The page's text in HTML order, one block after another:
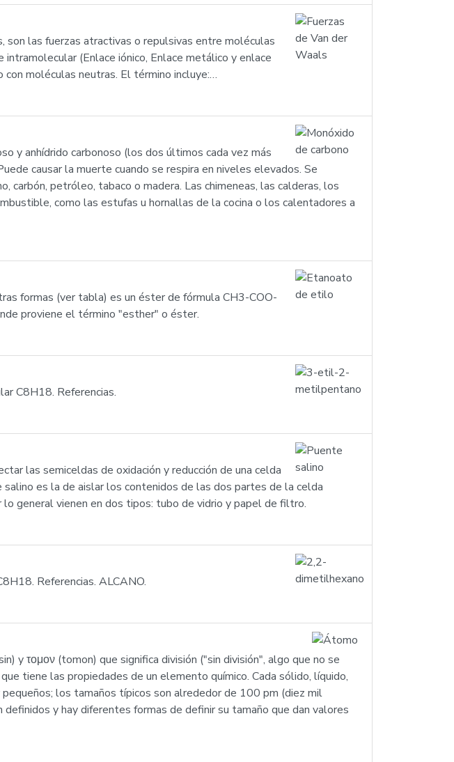
son las fuerzas atractivas o repulsivas entre moléculas
(Enlace iónico, Enlace metálico y enlace
moléculas neutras. El término incluye:…
y anhídrido carbonoso (los dos últimos cada vez más
causar la muerte cuando se respira en niveles elevados. Se
carbón, petróleo, tabaco o madera. Las chimeneas, las calderas, los
como las estufas u hornallas de la cocina o los calentadores a
formas (ver tabla) es un éster de fórmula CH3-COO-
proviene el término "esther" o éster.
C8H18. Referencias.
las semiceldas de oxidación y reducción de una celda
es la de aislar los contenidos de las dos partes de la celda
general vienen en dos tipos: tubo de vidrio y papel de filtro.
Referencias. ALCANO.
y τομον (tomon) que significa división ("sin división", algo que no se
tiene las propiedades de un elemento químico. Cada sólido, líquido,
los tamaños típicos son alrededor de 100 pm (diez mil
y hay diferentes formas de definir su tamaño que dan valores